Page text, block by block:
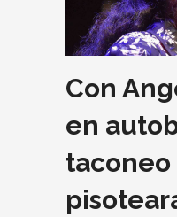
Con
en
taconeo